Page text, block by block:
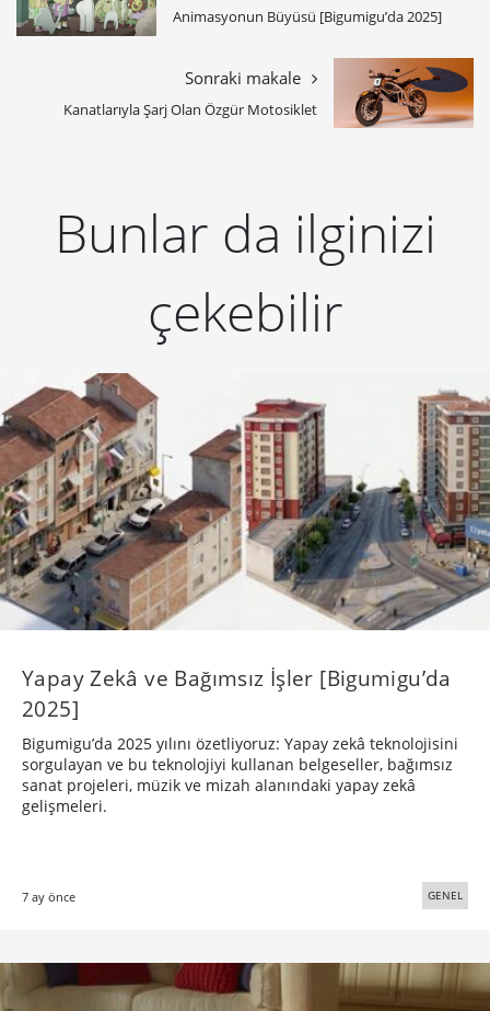
Animasyonun Büyüsü [Bigumigu’da 2025]
Sonraki makale
Kanatlarıyla Şarj Olan Özgür Motosiklet
Bunlar da ilginizi
çekebilir
Yapay Zekâ ve Bağımsız İşler [Bigumigu’da
2025]
Bigumigu’da 2025 yılını özetliyoruz: Yapay zekâ teknolojisini
sorgulayan ve bu teknolojiyi kullanan belgeseller, bağımsız
sanat projeleri, müzik ve mizah alanındaki yapay zekâ
gelişmeleri.
7 ay önce GENEL